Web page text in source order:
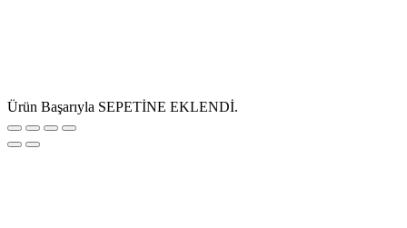
Ürün Başarıyla SEPETİNE EKLENDİ.